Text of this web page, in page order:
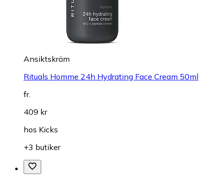
Ansiktskräm
Rituals Homme 24h Hydrating Face Cream 50ml
fr.
409 kr
hos Kicks
+3 butiker